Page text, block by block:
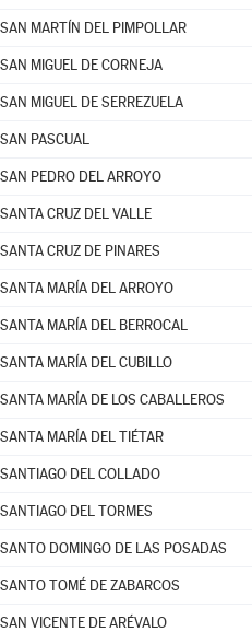
SAN MARTÍN DEL PIMPOLLAR
SAN MIGUEL DE CORNEJA
SAN MIGUEL DE SERREZUELA
SAN PASCUAL
SAN PEDRO DEL ARROYO
SANTA CRUZ DEL VALLE
SANTA CRUZ DE PINARES
SANTA MARÍA DEL ARROYO
SANTA MARÍA DEL BERROCAL
SANTA MARÍA DEL CUBILLO
SANTA MARÍA DE LOS CABALLEROS
SANTA MARÍA DEL TIÉTAR
SANTIAGO DEL COLLADO
SANTIAGO DEL TORMES
SANTO DOMINGO DE LAS POSADAS
SANTO TOMÉ DE ZABARCOS
SAN VICENTE DE ARÉVALO